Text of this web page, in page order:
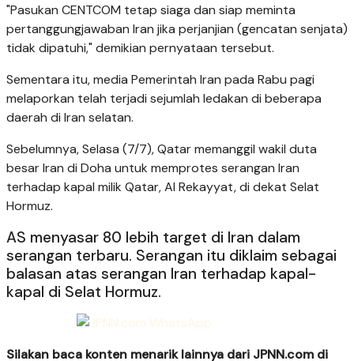
"Pasukan CENTCOM tetap siaga dan siap meminta
pertanggungjawaban Iran jika perjanjian (gencatan senjata)
tidak dipatuhi," demikian pernyataan tersebut.
Sementara itu, media Pemerintah Iran pada Rabu pagi
melaporkan telah terjadi sejumlah ledakan di beberapa
daerah di Iran selatan.
Sebelumnya, Selasa (7/7), Qatar memanggil wakil duta
besar Iran di Doha untuk memprotes serangan Iran
terhadap kapal milik Qatar, Al Rekayyat, di dekat Selat
Hormuz.
AS menyasar 80 lebih target di Iran dalam
serangan terbaru. Serangan itu diklaim sebagai
balasan atas serangan Iran terhadap kapal-
kapal di Selat Hormuz.
Silakan baca konten menarik lainnya dari JPNN.com di